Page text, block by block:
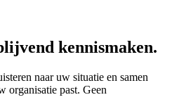
kennismaken.
naar uw situatie en samen
organisatie past. Geen